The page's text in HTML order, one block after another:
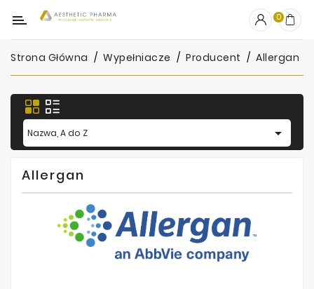
Kategoria
OUTLET
Wypełniacze
Stymulatory
Mezoterapia
Peelingi
0
Strona Główna Wypełniacze Producent Allergan
Nazwa, A do Z 
Allergan